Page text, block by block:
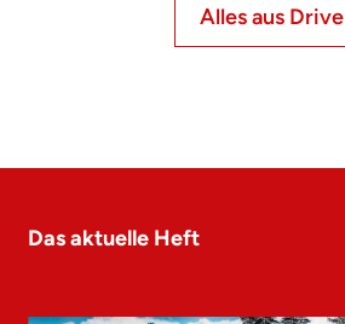
Alles aus Drive
Das aktuelle Heft